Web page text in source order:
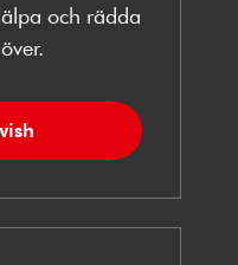
och rädda